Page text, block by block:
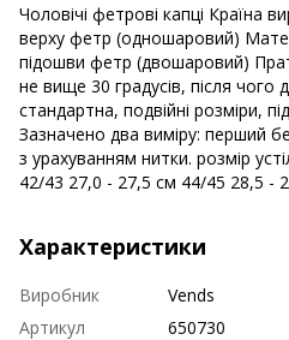
Чоловічі фетрові капці Країна
верху фетр (одношаровий)
підошви фетр (двошаровий)
не вище 30 градусів, після
стандартна, подвійні розміри,
Зазначено два виміру: перший
з урахуванням нитки. розмір
42/43 27,0 - 27,5 см 44/45 28,5 -
Характеристики
Виробник
Vends
Артикул
650730